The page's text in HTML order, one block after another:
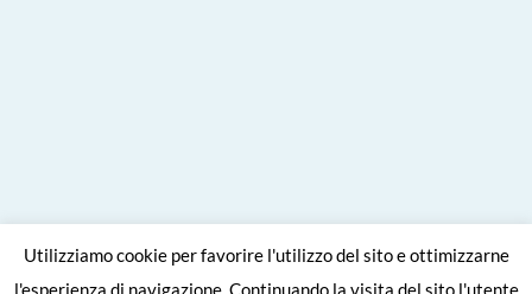
Utilizziamo cookie per favorire l'utilizzo del sito e ottimizzarne
l'esperienza di navigazione. Continuando la visita del sito l'utente